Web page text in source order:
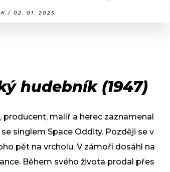
/ 02. 01. 2025
hudebník (1947)
malíř a herec zaznamenal
singlem Space Oddity. Později se v
pět na vrcholu. V zámoří dosáhl na
Během svého života prodal přes